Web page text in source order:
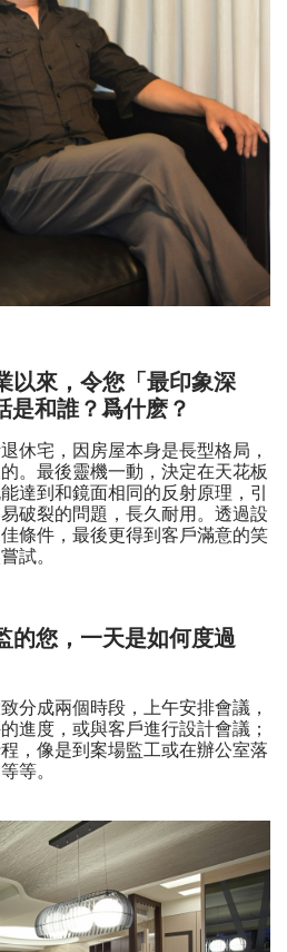
以來，令您「最印象深
是和誰？爲什麽？
休宅，因房屋本身是長型格局，
。最後靈機一動，決定在天花板
達到和鏡面相同的反射原理，引
破裂的問題，長久耐用。透過設
條件，最後更得到客戶滿意的笑
試。
的您，一天是如何度過
分成兩個時段，上午安排會議，
進度，或與客戶進行設計會議；
，像是到案場監工或在辦公室落
等。